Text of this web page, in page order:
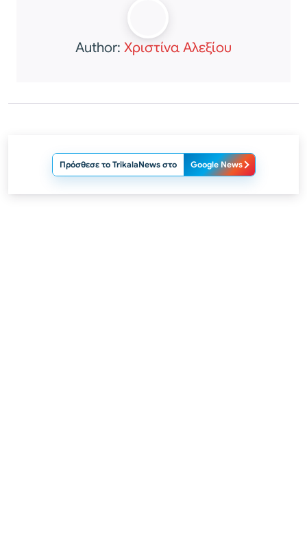
Author: Χριστίνα Αλεξίου
Πρόσθεσε το TrikalaNews στο Google News